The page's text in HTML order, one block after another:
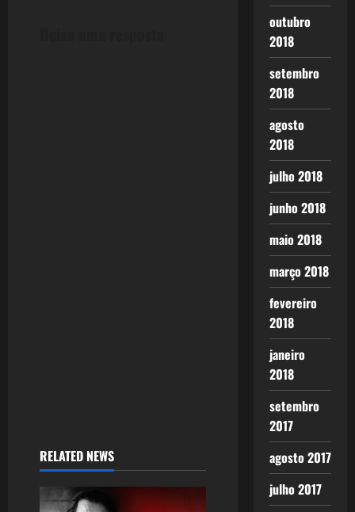
RELATED NEWS
outubro
2018
setembro
2018
agosto
2018
julho 2018
junho 2018
maio 2018
março 2018
fevereiro
2018
janeiro
2018
setembro
2017
agosto 2017
julho 2017